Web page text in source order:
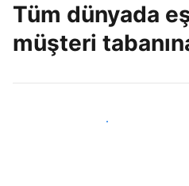
Tüm dünyada
müşteri
Hemen yeni konuklara ulaş